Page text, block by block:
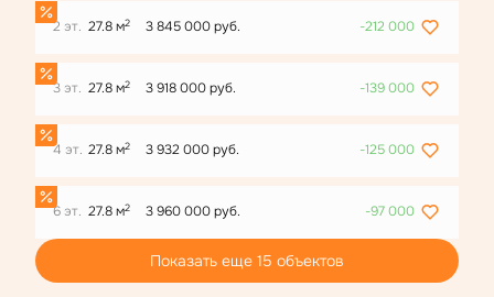
2 эт. 27.8 м2 3 845 000 руб. -212 000
3 эт. 27.8 м2 3 918 000 руб. -139 000
4 эт. 27.8 м2 3 932 000 руб. -125 000
6 эт. 27.8 м2 3 960 000 руб. -97 000
Показать еще 15 объектов